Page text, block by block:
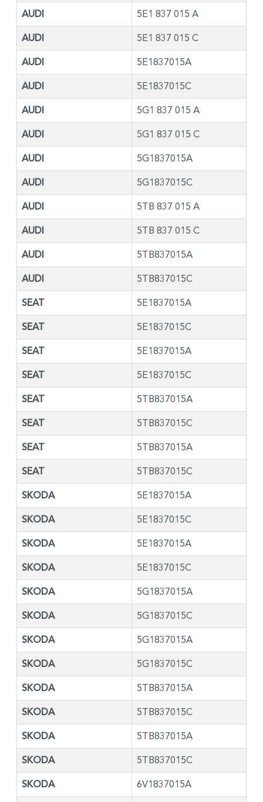
AUDI 5E1 837 015 A
AUDI 5E1 837 015 C
AUDI 5E1837015A
AUDI 5E1837015C
AUDI 5G1 837 015 A
AUDI 5G1 837 015 C
AUDI 5G1837015A
AUDI 5G1837015C
AUDI 5TB 837 015 A
AUDI 5TB 837 015 C
AUDI 5TB837015A
AUDI 5TB837015C
SEAT 5E1837015A
SEAT 5E1837015C
SEAT 5E1837015A
SEAT 5E1837015C
SEAT 5TB837015A
SEAT 5TB837015C
SEAT 5TB837015A
SEAT 5TB837015C
SKODA 5E1837015A
SKODA 5E1837015C
SKODA 5E1837015A
SKODA 5E1837015C
SKODA 5G1837015A
SKODA 5G1837015C
SKODA 5G1837015A
SKODA 5G1837015C
SKODA 5TB837015A
SKODA 5TB837015C
SKODA 5TB837015A
SKODA 5TB837015C
SKODA 6V1837015A